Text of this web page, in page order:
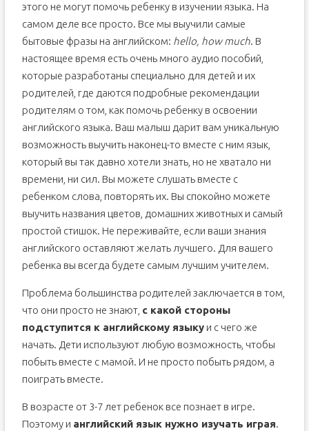
этого не могут помочь ребенку в изучении языка. На
самом деле все просто. Все мы выучили самые
бытовые фразы на английском: hello, how much. В
настоящее время есть очень много аудио пособий,
которые разработаны специально для детей и их
родителей, где даются подробные рекомендации
родителям о том, как помочь ребенку в освоении
английского языка. Ваш малыш дарит вам уникальную
возможность выучить наконец-то вместе с ним язык,
который вы так давно хотели знать, но не хватало ни
времени, ни сил. Вы можете слушать вместе с
ребенком слова, повторять их. Вы спокойно можете
выучить названия цветов, домашних животных и самый
простой стишок. Не переживайте, если ваши знания
английского оставляют желать лучшего. Для вашего
ребенка вы всегда будете самым лучшим учителем.
Проблема большинства родителей заключается в том,
что они просто не знают, с какой стороны
подступится к английскому языкуи с чего же
начать. Дети используют любую возможность, чтобы
побыть вместе с мамой. И не просто побыть рядом, а
поиграть вместе.
В возрасте от 3-7 лет ребенок все познает в игре.
Поэтому и английский язык нужно изучать играя.